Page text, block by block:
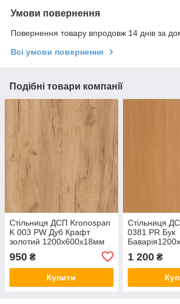
Умови повернення
Повернення товару впродовж 14 днів за
Всі умови повернення
Подібні товари компанії
Стільниця ДСП Kronospan
K 003 PW Дуб Крафт
золотий 1200x600x18мм
950 ₴
Купити
Стільниця
0381 PR Бук
1 200₴